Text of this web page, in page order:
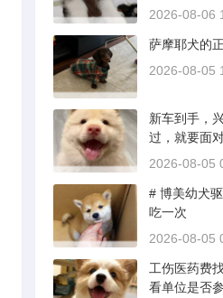
一套行情。
间。
2026-08-06
萨摩耶犬的
2026-08-05
新车到手，
过，就要面
验。新手开
况和路况的
期内，发动
0到3000转
机的保守，
壁需要时间
2026-08-05
# 博美幼犬
吃一次
2026-08-05
工伤医药费
看单位是否